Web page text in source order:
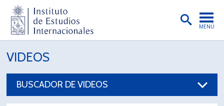
MENÚ
INSTITUTO
VIDEOS
BUSCADOR DE VIDEOS